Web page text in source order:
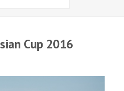
погоды
Cup 2016